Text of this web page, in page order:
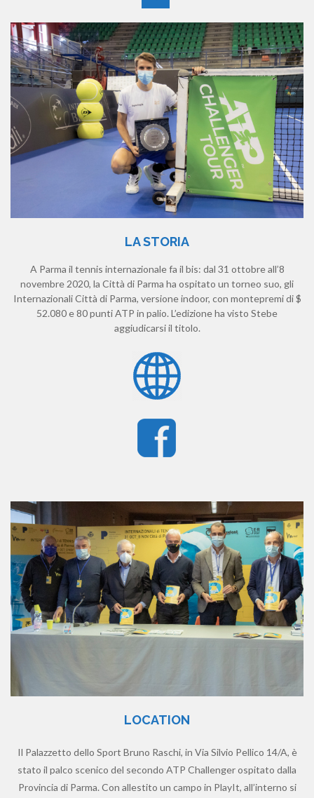
LA STORIA
A Parma il tennis internazionale fa il bis: dal 31 ottobre all’8
novembre 2020, la Città di Parma ha ospitato un torneo suo, gli
Internazionali Città di Parma, versione indoor, con montepremi di $
52.080 e 80 punti ATP in palio. L’edizione ha visto Stebe
aggiudicarsi il titolo.
LOCATION
Il Palazzetto dello Sport Bruno Raschi, in Via Silvio Pellico 14/A, è
stato il palco scenico del secondo ATP Challenger ospitato dalla
Provincia di Parma. Con allestito un campo in PlayIt, all’interno si